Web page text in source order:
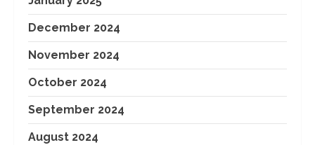
December 2024
November 2024
October 2024
September 2024
August 2024